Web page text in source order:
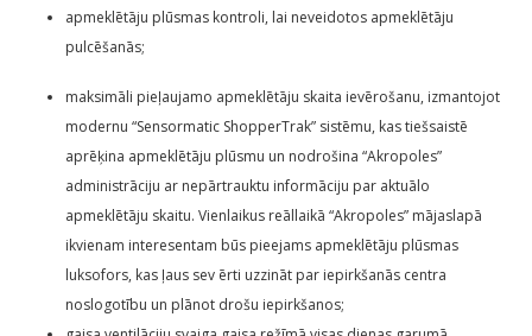
apmeklētāju plūsmas kontroli, lai neveidotos apmeklētāju
pulcēšanās;
maksimāli pieļaujamo apmeklētāju skaita ievērošanu, izmantojot
modernu “Sensormatic ShopperTrak” sistēmu, kas tiešsaistē
aprēķina apmeklētāju plūsmu un nodrošina “Akropoles”
administrāciju ar nepārtrauktu informāciju par aktuālo
apmeklētāju skaitu. Vienlaikus reāllaikā “Akropoles” mājaslapā
ikvienam interesentam būs pieejams apmeklētāju plūsmas
luksofors, kas ļaus sev ērti uzzināt par iepirkšanās centra
noslogotību un plānot drošu iepirkšanos;